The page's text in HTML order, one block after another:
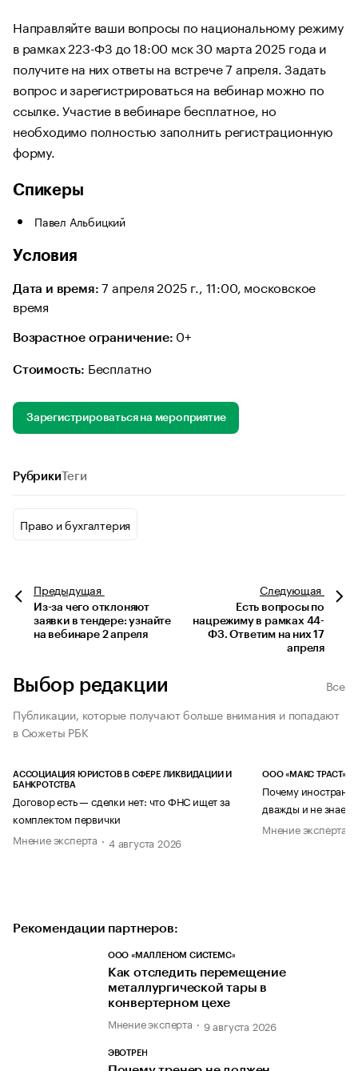
Направляйте ваши вопросы по национальному режиму
в рамках 223-ФЗ до 18:00 мск 30 марта 2025 года и
получите на них ответы на встрече 7 апреля. Задать
вопрос и зарегистрироваться на вебинар можно по
ссылке. Участие в вебинаре бесплатное, но
необходимо полностью заполнить регистрационную
форму.
Спикеры
Павел Альбицкий
Условия
Дата и время: 7 апреля 2025 г., 11:00, московское
время
Возрастное ограничение: 0+
Стоимость: Бесплатно
Зарегистрироваться на мероприятие
Рубрики Теги
Право и бухгалтерия
Предыдущая
Из-за чего отклоняют
заявки в тендере: узнайте
на вебинаре 2 апреля
Следующая
Есть вопросы по
нацрежиму в рамках 44-
ФЗ. Ответим на них 17
апреля
Выбор редакции
Все
Публикации, которые получают больше внимания и попадают
в Сюжеты РБК
АССОЦИАЦИЯ ЮРИСТОВ В СФЕРЕ ЛИКВИДАЦИИ И
БАНКРОТСТВА
Договор есть — сделки нет: что ФНС ищет за
комплектом первички
Мнение эксперта
4 августа 2026
ООО «МАКС ТРАСТ»
Почему
дважды и не знает
Мнение эксперта
Рекомендации партнеров:
ООО «МАЛЛЕНОМ СИСТЕМС»
Как отследить перемещение
металлургической тары в
конвертерном цехе
Мнение эксперта 9 августа 2026
ЭВОТРЕН